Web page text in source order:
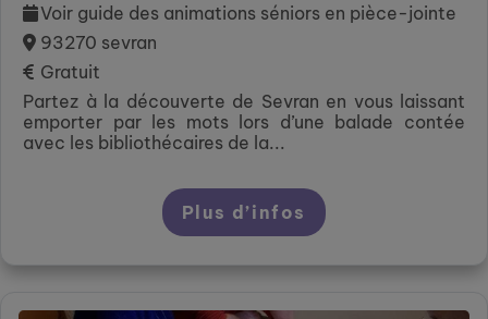
Voir guide des animations séniors en pièce-jointe
93270 sevran
Gratuit
Partez à la découverte de Sevran en vous laissant
emporter par les mots lors d’une balade contée
avec les bibliothécaires de la...
Plus d’infos